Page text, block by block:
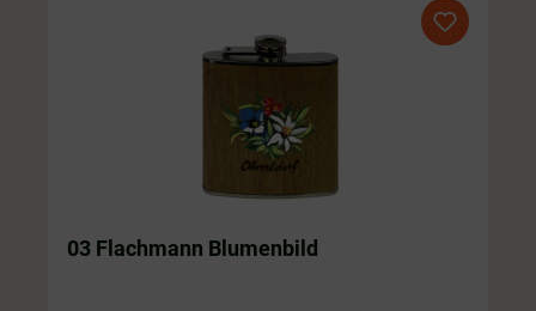
03 Flachmann Blumenbild